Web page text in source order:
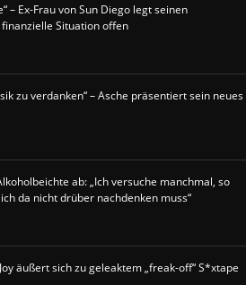
– Ex-Frau von Sun Diego legt seinen
Situation offen
zu verdanken“ – Asche präsentiert sein neues
ab: „Ich versuche manchmal, so
da nicht drüber nachdenken muss“
äußert sich zu geleaktem „freak-off“ S*xtape